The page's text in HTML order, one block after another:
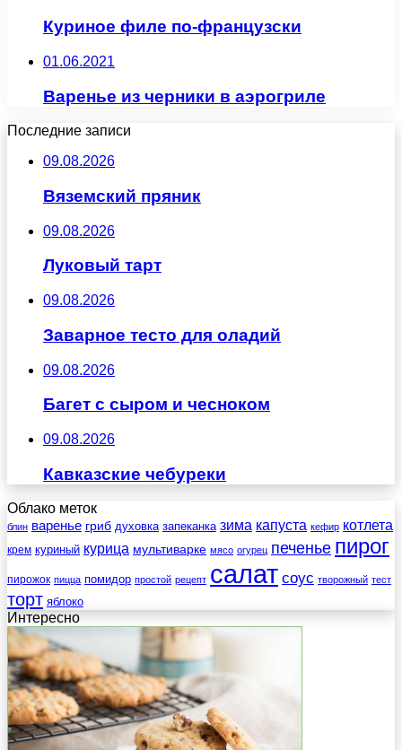
Куриное филе по-французски
01.06.2021
Варенье из черники в аэрогриле
Последние записи
09.08.2026
Вяземский пряник
09.08.2026
Луковый тарт
09.08.2026
Заварное тесто для оладий
09.08.2026
Багет с сыром и чесноком
09.08.2026
Кавказские чебуреки
Облако меток
блин варенье гриб духовка запеканка зима капуста кефир котлета
крем куриный курица мультиварке мясо огурец печенье пирог
пирожок пицца помидор простой рецепт салат соус творожный тест
торт яблоко
Интересно